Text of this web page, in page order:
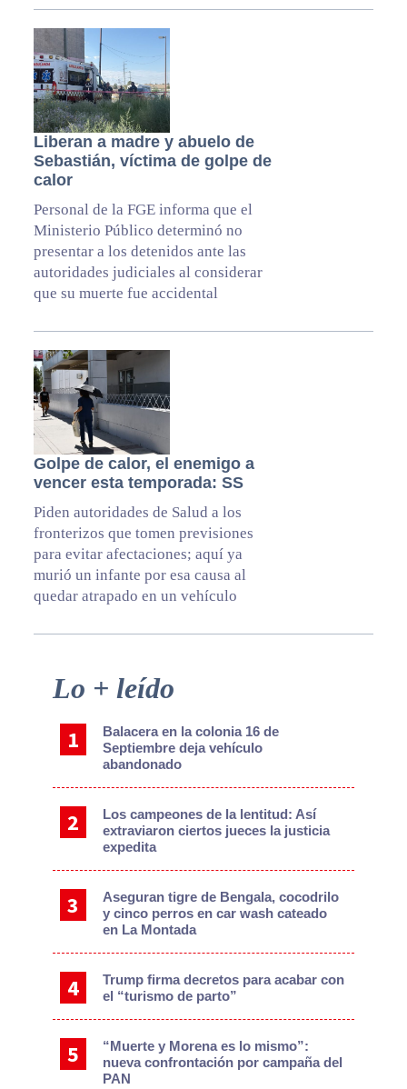
Liberan a madre y abuelo de
Sebastián, víctima de golpe de
calor
Personal de la FGE informa que el
Ministerio Público determinó no
presentar a los detenidos ante las
autoridades judiciales al considerar
que su muerte fue accidental
Golpe de calor, el enemigo a
vencer esta temporada: SS
Piden autoridades de Salud a los
fronterizos que tomen previsiones
para evitar afectaciones; aquí ya
murió un infante por esa causa al
quedar atrapado en un vehículo
Primary
Lo + leído
Balacera en la colonia 16 de
Septiembre deja vehículo
abandonado
Los campeones de la lentitud: Así
extraviaron ciertos jueces la justicia
expedita
Aseguran tigre de Bengala, cocodrilo
y cinco perros en car wash cateado
en La Montada
Trump firma decretos para acabar con
el “turismo de parto”
“Muerte y Morena es lo mismo”:
nueva confrontación por campaña del
PAN